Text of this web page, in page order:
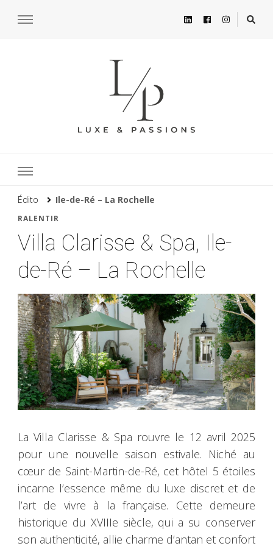
Édito Ile-de-Ré – La Rochelle
RALENTIR
Villa Clarisse & Spa, Ile-
de-Ré – La Rochelle
La Villa Clarisse & Spa rouvre le 12 avril 2025
pour une nouvelle saison estivale. Niché au
cœur de Saint-Martin-de-Ré, cet hôtel 5 étoiles
incarne l’essence même du luxe discret et de
l’art de vivre à la française. Cette demeure
historique du XVIIIe siècle, qui a su conserver
son authenticité, allie charme d’antan et confort